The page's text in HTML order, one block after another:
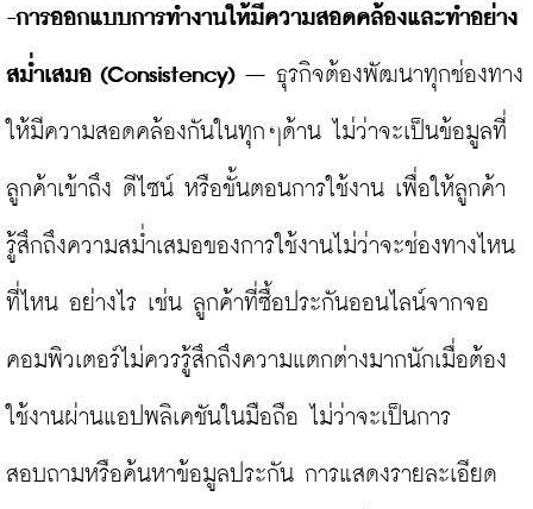
-การออกแบบการทำงานให้มีความสอดคล้องและทำอย่าง
สม่ำเสมอ (Consistency) – ธุรกิจต้องพัฒนาทุกช่องทาง
ให้มีความสอดคล้องกันในทุกๆด้าน ไม่ว่าจะเป็นข้อมูลที่
ลูกค้าเข้าถึง ดีไซน์ หรือขั้นตอนการใช้งาน เพื่อให้ลูกค้า
รู้สึกถึงความสม่ำเสมอของการใช้งานไม่ว่าจะช่องทางไหน
ที่ไหน อย่างไร เช่น ลูกค้าที่ซื้อประกันออนไลน์จากจอ
คอมพิวเตอร์ไม่ควรรู้สึกถึงความแตกต่างมากนักเมื่อต้อง
ใช้งานผ่านแอปพลิเคชันในมือถือ ไม่ว่าจะเป็นการ
สอบถามหรือค้นหาข้อมูลประกัน การแสดงรายละเอียด